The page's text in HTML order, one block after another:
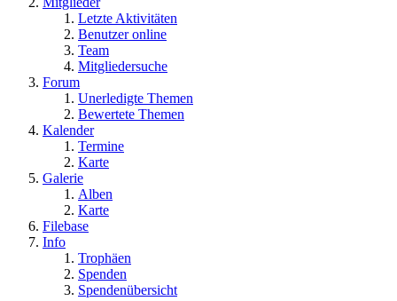
Letzte Aktivitäten
Benutzer online
Team
Mitgliedersuche
Forum
Unerledigte Themen
Bewertete Themen
Kalender
Termine
Karte
Galerie
Alben
Karte
Filebase
Info
Trophäen
Spenden
Spendenübersicht